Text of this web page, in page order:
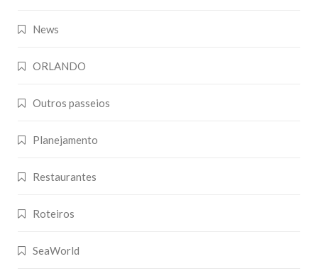
News
ORLANDO
Outros passeios
Planejamento
Restaurantes
Roteiros
SeaWorld